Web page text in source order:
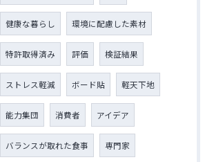
健康な暮らし 環境に配慮した素材
特許取得済み 評価 検証結果
ストレス軽減 ボード貼 軽天下地
能力集団 消費者 アイデア
バランスが取れた食事 専門家